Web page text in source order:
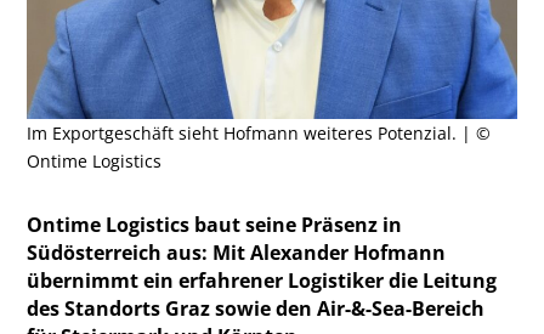
Im Exportgeschäft sieht Hofmann weiteres Potenzial. | ©
Ontime Logistics
Ontime Logistics baut seine Präsenz in
Südösterreich aus: Mit Alexander Hofmann
übernimmt ein erfahrener Logistiker die Leitung
des Standorts Graz sowie den Air-&-Sea-Bereich